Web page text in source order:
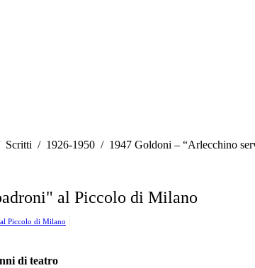
Scritti 1926-1950 1947 Goldoni – “Arlecchino
al Piccolo di Milano
Piccolo di Milano
di teatro